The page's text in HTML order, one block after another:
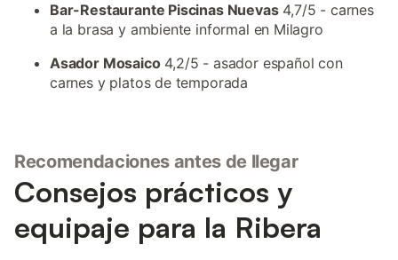
Bar-Restaurante Piscinas Nuevas4,7/5 - carnes
a la brasa y ambiente informal en Milagro
Asador Mosaico4,2/5 - asador español con
carnes y platos de temporada
Recomendaciones antes de llegar
Consejos prácticos y
equipaje para la Ribera